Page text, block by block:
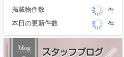
掲載物件数
件
本日の更新件数
件